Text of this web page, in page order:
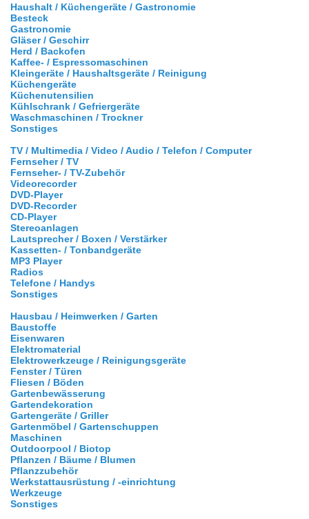
Haushalt / Küchengeräte / Gastronomie
Besteck
Gastronomie
Gläser / Geschirr
Herd / Backofen
Kaffee- / Espressomaschinen
Kleingeräte / Haushaltsgeräte / Reinigung
Küchengeräte
Küchenutensilien
Kühlschrank / Gefriergeräte
Waschmaschinen / Trockner
Sonstiges
TV / Multimedia / Video / Audio / Telefon / Computer
Fernseher / TV
Fernseher- / TV-Zubehör
Videorecorder
DVD-Player
DVD-Recorder
CD-Player
Stereoanlagen
Lautsprecher / Boxen / Verstärker
Kassetten- / Tonbandgeräte
MP3 Player
Radios
Telefone / Handys
Sonstiges
Hausbau / Heimwerken / Garten
Baustoffe
Eisenwaren
Elektromaterial
Elektrowerkzeuge / Reinigungsgeräte
Fenster / Türen
Fliesen / Böden
Gartenbewässerung
Gartendekoration
Gartengeräte / Griller
Gartenmöbel / Gartenschuppen
Maschinen
Outdoorpool / Biotop
Pflanzen / Bäume / Blumen
Pflanzzubehör
Werkstattausrüstung / -einrichtung
Werkzeuge
Sonstiges